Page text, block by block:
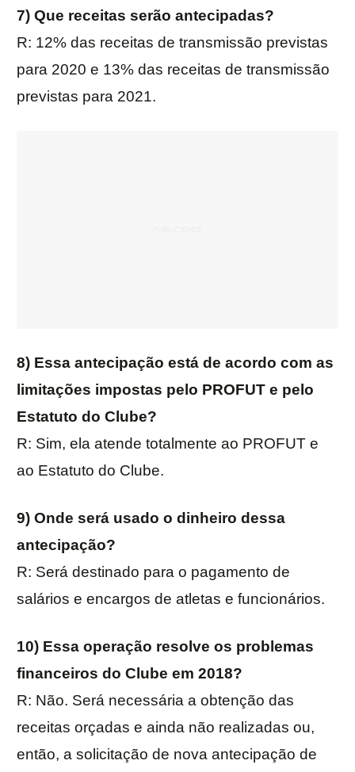
7) Que receitas serão antecipadas?
R: 12% das receitas de transmissão previstas
para 2020 e 13% das receitas de transmissão
previstas para 2021.
8) Essa antecipação está de acordo com as
limitações impostas pelo PROFUT e pelo
Estatuto do Clube?
R: Sim, ela atende totalmente ao PROFUT e
ao Estatuto do Clube.
9) Onde será usado o dinheiro dessa
antecipação?
R: Será destinado para o pagamento de
salários e encargos de atletas e funcionários.
10) Essa operação resolve os problemas
financeiros do Clube em 2018?
R: Não. Será necessária a obtenção das
receitas orçadas e ainda não realizadas ou,
então, a solicitação de nova antecipação de